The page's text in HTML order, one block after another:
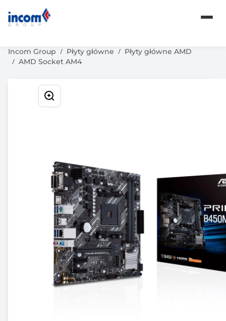
Incom Group Płyty główne
Płyty główne AMD
AMD Socket AM4